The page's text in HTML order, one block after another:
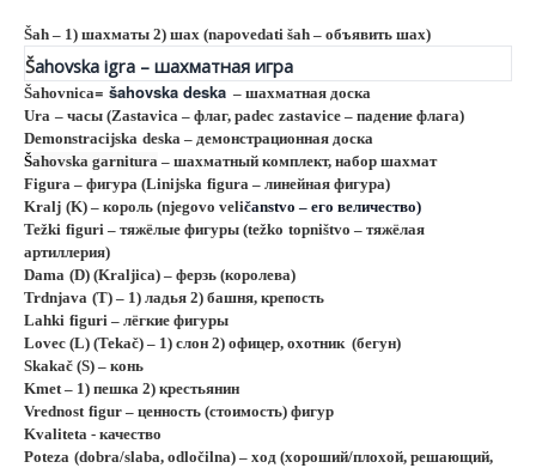
Šah – 1) шахматы 2) шах (napovedati šah – объявить шах)
Šahovska igra – шахматная игра
Šahovnica= šahovska deska – шахматная доска
Ura – часы (Zastavica – флаг, padec zastavice – падение флага)
Demonstracijska deska – демонстрационная доска
Šahovska garnitura – шахматный комплект, набор шахмат
Figura – фигура (Linijska figura – линейная фигура)
Kralj (K) – король (njegovo veličanstvo – его величество)
Težki figuri – тяжёлые фигуры (težko topništvo – тяжёлая
артиллерия)
Dama (D) (Kraljica) – ферзь (королева)
Trdnjava (T) – 1) ладья 2) башня, крепость
Lahki figuri – лёгкие фигуры
Lovec (L) (Tekač) – 1) слон 2) офицер, охотник (бегун)
Skakač (S) – конь
Kmet – 1) пешка 2) крестьянин
Vrednost figur – ценность (стоимость) фигур
Kvaliteta - качество
Poteza (dobra/slaba, odločilna) – ход (хороший/плохой, решающий,